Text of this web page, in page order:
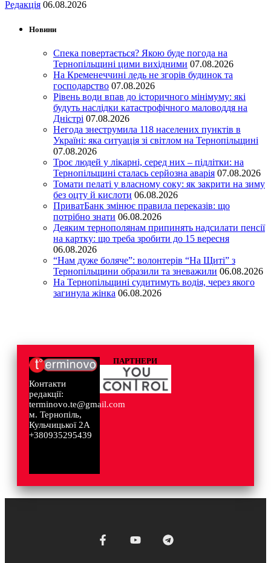
Редакція 06.08.2026
Новини
Спека повертається? Якою буде погода на
Тернопільщині цими вихідними 07.08.2026
На Кременеччині ледь не згорів будинок та
господарство 07.08.2026
Рівень води впав до історичного мінімуму: які
будуть наслідки катастрофічного маловоддя на
Дністрі 07.08.2026
Негода знеструмила 118 населених пунктів в
Україні: яка ситуація зі світлом на Тернопільщині
07.08.2026
Троє людей у лікарні, серед них – підлітки: на
Тернопільщині сталась серйозна аварія 07.08.2026
Томати пелаті у власному соку: як закрити на зиму
без оцту й кислоти 06.08.2026
ПриватБанк змінює правила переказів: що
потрібно знати 06.08.2026
Деяким тернополянам припинять надсилати пенсії
на картку: що треба зробити до 15 вересня
06.08.2026
“Нам дуже боляче”: волонтерів “На Щиті” з
Тернопільщини образили та зневажили 06.08.2026
На Тернопільщині судитимуть водія, через якого
загинула жінка 06.08.2026
Контакти
редакції:
terminovo.te@gmail.com
м. Тернопіль,
Кульчицької 2А
+380935295439
ПАРТНЕРИ